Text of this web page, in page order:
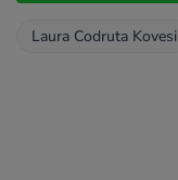
Laura Codruta Kovesi